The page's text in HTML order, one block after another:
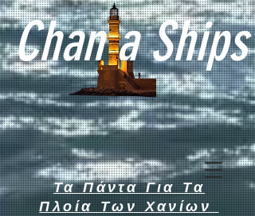
Chan a Ships
Τα Πάντα Για Τα
Πλοία Των Χανίων